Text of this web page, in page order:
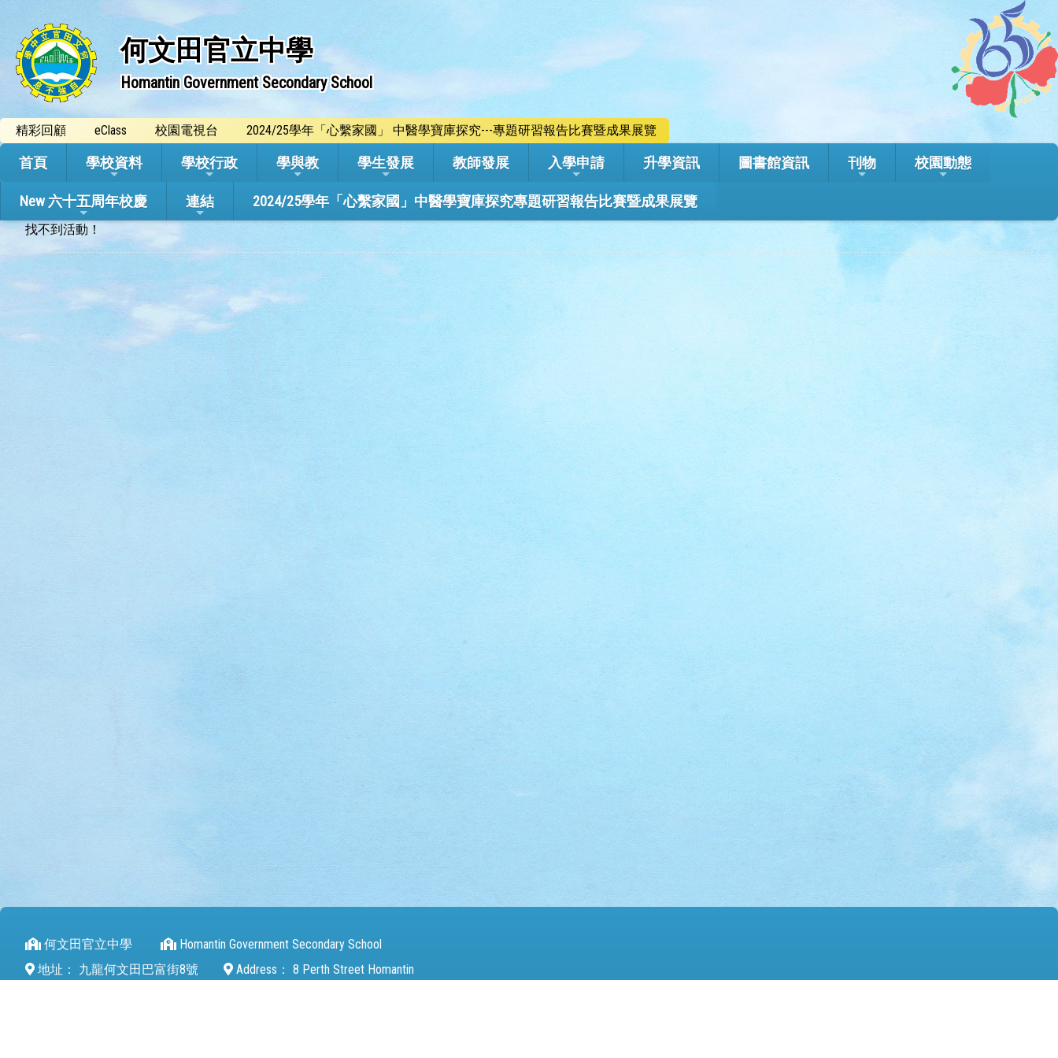
何文田官立中學
Homantin Government Secondary School
精彩回顧 eClass 校園電視台 2024/25學年「心繫家國」 中醫學寶庫探究---專題研習報告比賽暨成果展覽
首頁 學校資料 學校行政 學與教 學生發展 教師發展 入學申請 升學資訊 圖書館資訊 刊物 校園動態
New 六十五周年校慶 連結 2024/25學年「心繫家國」中醫學寶庫探究專題研習報告比賽暨成果展覽
找不到活動！
何文田官立中學
Homantin Government Secondary School
地址：
九龍何文田巴富街8號 Address： 8 Perth Street Homantin